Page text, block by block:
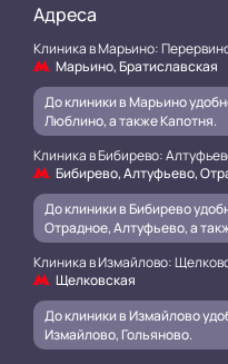
Адреса
Клиника в Марьино:
Марьино, Братиславская
До клиники в Марьино
Люблино, а также Капотня.
Клиника в Бибирево:
Бибирево, Алтуфьево,
До клиники в Бибирево
Отрадное, Алтуфьево, а
Клиника в Измайлово:
Щелковская
До клиники в Измайлово
Измайлово, Гольяново.